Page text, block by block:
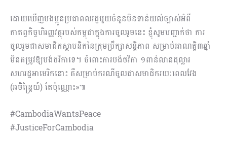
ដោយឃើញបងប្អូនប្រជាពលរដ្ឋមួយចំនួនមិនទាន់យល់ច្បាស់អំពី
កាតព្វកិច្ចហិរញ្ញវត្ថុរបស់កម្ពុជាក្នុងការចូលរួមនេះ ខ្ញុំសូមបញ្ជាក់ថា ការ
ចូលរួមជាសមាជិកស្ថាបនិកនៃក្រុមប្រឹក្សាសន្តិភាព សម្រាប់អាណត្តិ៣ឆ្នាំ
មិនតម្រូវឱ្យបង់ថវិកាទេ។ ចំពោះការបង់ថវិកា ១ពាន់លានដុល្លារ
សហរដ្ឋអាមេរិកនោះ គឺសម្រាប់ករណីចូលជាសមាជិករយៈពេលវែង
(អចិន្ត្រៃយ៍) តែប៉ុណ្ណោះ»៕
#CambodiaWantsPeace
#JusticeForCambodia